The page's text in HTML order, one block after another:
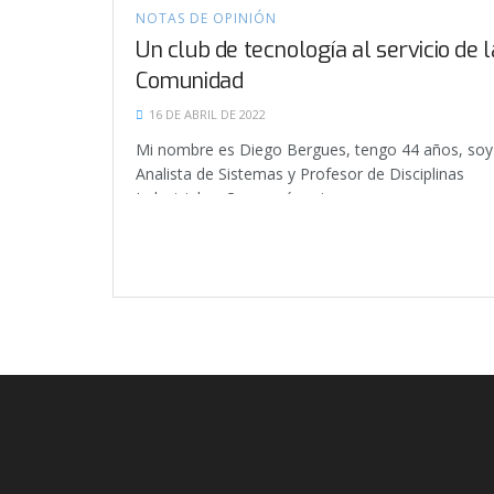
NOTAS DE OPINIÓN
Un club de tecnología al servicio de
Comunidad
16 DE ABRIL DE 2022
Mi nombre es Diego Bergues, tengo 44 años, soy
Analista de Sistemas y Profesor de Disciplinas
Industriales. Comencé a ejercer...